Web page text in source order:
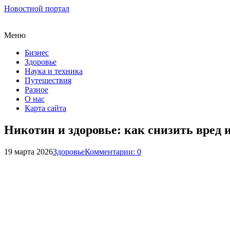
Новостной портал
Меню
Бизнес
Здоровье
Наука и техника
Путешествия
Разное
О нас
Карта сайта
Никотин и здоровье: как снизить вред
19 марта 2026ЗдоровьеКомментарии: 0